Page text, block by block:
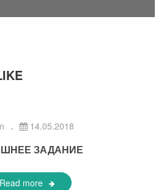
14.05.2018
ЗАДАНИЕ
Read more